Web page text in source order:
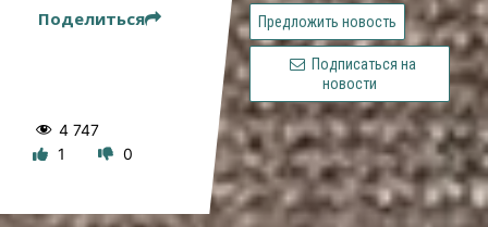
Поделиться Предложить новость
Подписаться на
новости
4 747
1
0